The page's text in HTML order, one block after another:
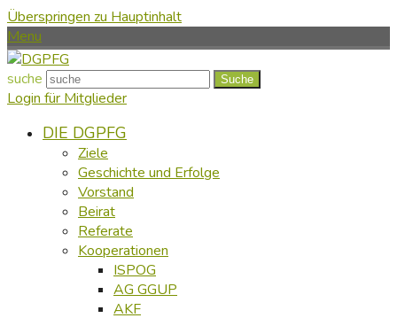
Überspringen zu Hauptinhalt
Menu
suche Suche
Login für Mitglieder
DIE DGPFG
Ziele
Geschichte und Erfolge
Vorstand
Beirat
Referate
Kooperationen
ISPOG
AG GGUP
AKF